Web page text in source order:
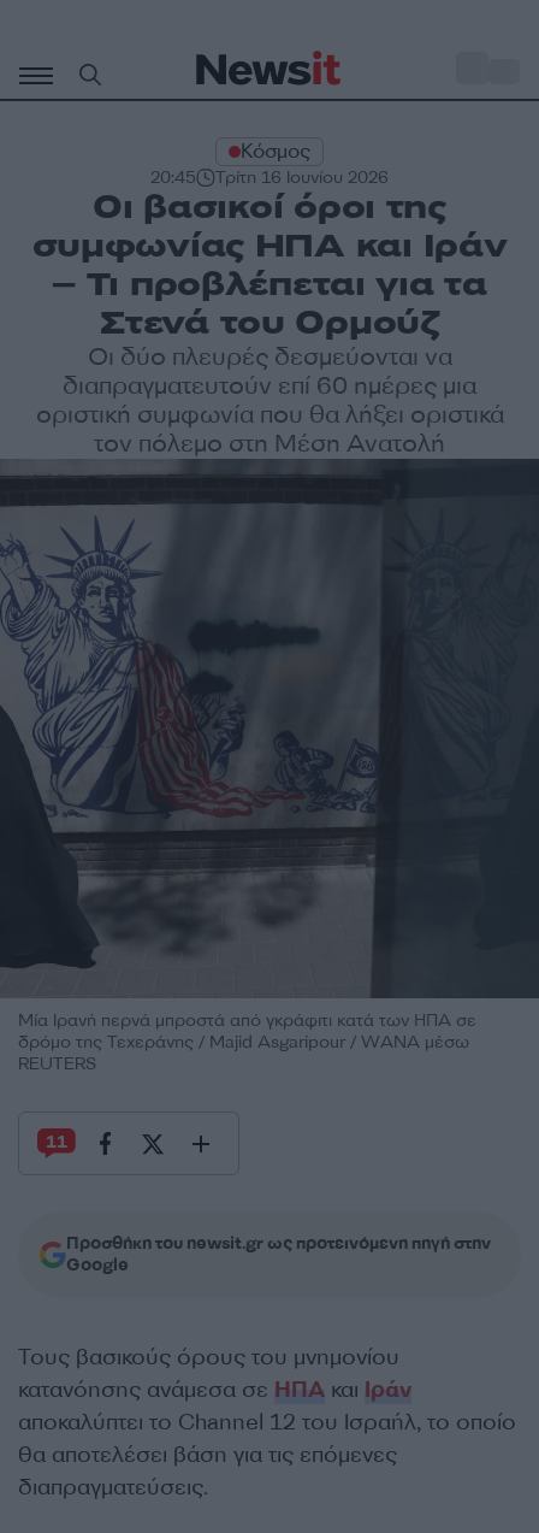
περιεχόμενο
Κόσμος
20:45 Τρίτη 16 Ιουνίου 2026
Οι βασικοί όροι της
συμφωνίας ΗΠΑ και Ιράν
– Τι προβλέπεται για τα
Στενά του Ορμούζ
Οι δύο πλευρές δεσμεύονται να
διαπραγματευτούν επί 60 ημέρες μια
οριστική συμφωνία που θα λήξει οριστικά
τον πόλεμο στη Μέση Ανατολή
Μία Ιρανή περνά μπροστά από γκράφιτι κατά των ΗΠΑ σε
δρόμο της Τεχεράνης / Majid Asgaripour / WANA μέσω
REUTERS
11
Προσθήκη του newsit.gr ως προτεινόμενη πηγή στην
Google
Τους βασικούς όρους του μνημονίου
κατανόησης ανάμεσα σε ΗΠΑ και Ιράν
αποκαλύπτει το Channel 12 του Ισραήλ, το οποίο
θα αποτελέσει βάση για τις επόμενες
διαπραγματεύσεις.